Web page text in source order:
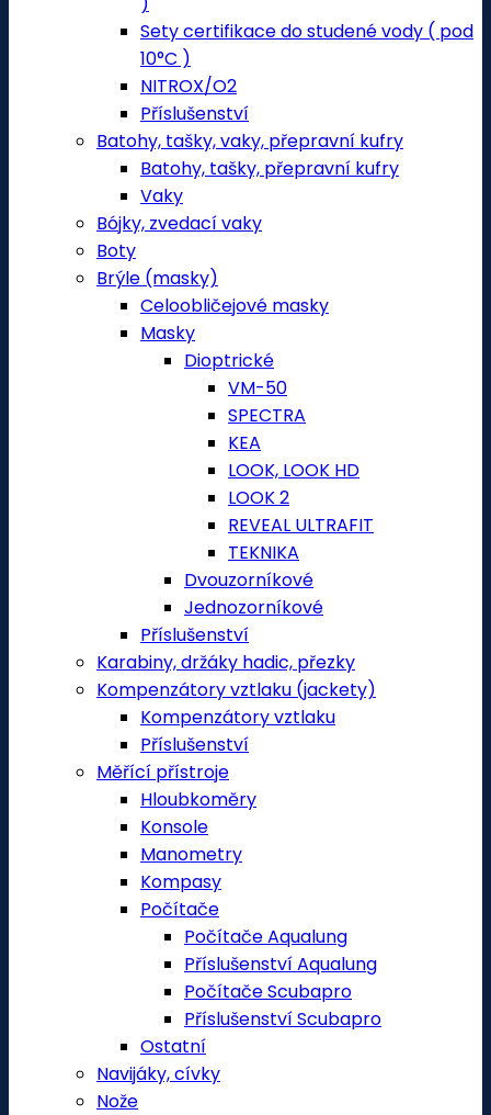
Sety certifikace do studené vody ( pod
10°C )
NITROX/O2
Příslušenství
Batohy, tašky, vaky, přepravní kufry
Batohy, tašky, přepravní kufry
Vaky
Bójky, zvedací vaky
Boty
Brýle (masky)
Celoobličejové masky
Masky
Dioptrické
VM-50
SPECTRA
KEA
LOOK, LOOK HD
LOOK 2
REVEAL ULTRAFIT
TEKNIKA
Dvouzorníkové
Jednozorníkové
Příslušenství
Karabiny, držáky hadic, přezky
Kompenzátory vztlaku (jackety)
Kompenzátory vztlaku
Příslušenství
Měřící přístroje
Hloubkoměry
Konsole
Manometry
Kompasy
Počítače
Počítače Aqualung
Příslušenství Aqualung
Počítače Scubapro
Příslušenství Scubapro
Ostatní
Navijáky, cívky
Nože